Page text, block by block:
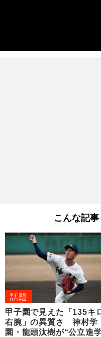
こんな記
話題
甲子園で見えた「135キ
右腕」の異質さ 神村学
園・龍頭汰樹が“公立進